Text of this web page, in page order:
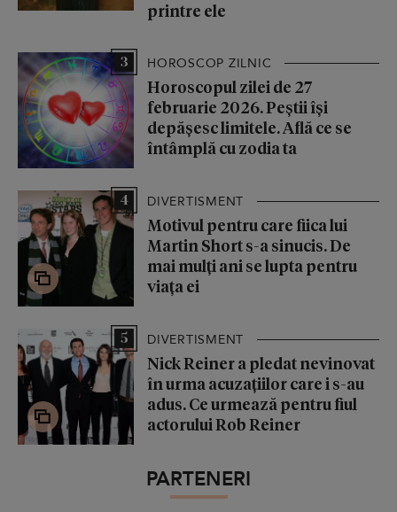
printre ele
3 HOROSCOP ZILNIC
Horoscopul zilei de 27
februarie 2026. Peștii își
depășesc limitele. Află ce se
întâmplă cu zodia ta
4 DIVERTISMENT
Motivul pentru care fiica lui
Martin Short s-a sinucis. De
mai mulți ani se lupta pentru
viața ei
5 DIVERTISMENT
Nick Reiner a pledat nevinovat
în urma acuzațiilor care i s-au
adus. Ce urmează pentru fiul
actorului Rob Reiner
PARTENERI